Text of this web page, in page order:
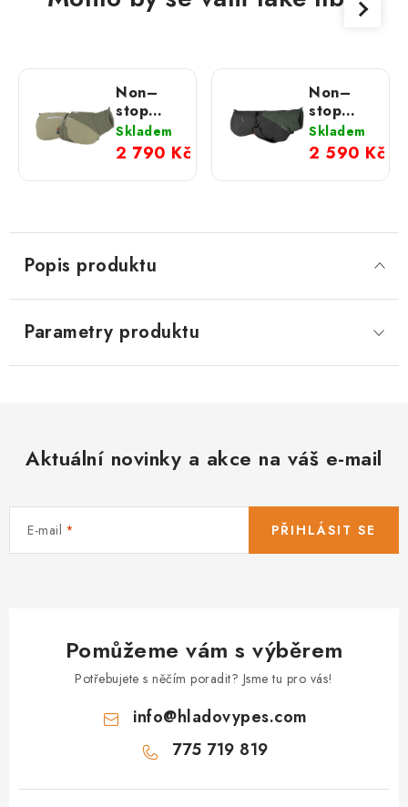
Non–
stop
dogwear
zimní
obleček
Glacier
Skladem
2 790 Kč
Non–
stop
dogwear
zimní
obleček
Glacier
Skladem
2 590 Kč
Popis produktu
Parametry produktu
Aktuální novinky a akce na váš e-mail
E-mail PŘIHLÁSIT SE
Pomůžeme vám s výběrem
Potřebujete s něčím poradit? Jsme tu pro vás!
info@hladovypes.com
775 719 819